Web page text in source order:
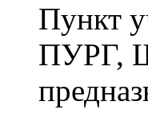
Пункт
ПУРГ,